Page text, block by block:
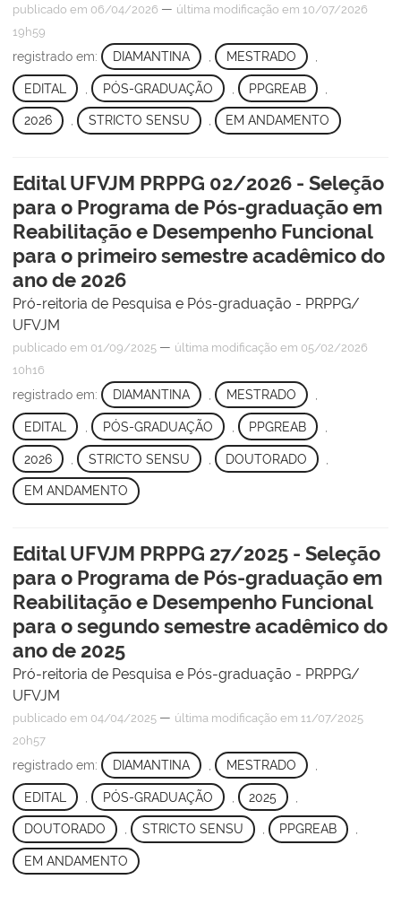
publicado em 06/04/2026 — última modificação em 10/07/2026
19h59
registrado em: DIAMANTINA MESTRADO
EDITAL PÓS-GRADUAÇÃO PPGREAB
2026 , STRICTO SENSU , EM ANDAMENTO
Edital UFVJM PRPPG 02/2026 - Seleção
para o Programa de Pós-graduação em
Reabilitação e Desempenho Funcional
para o primeiro semestre acadêmico do
ano de 2026
Pró-reitoria de Pesquisa e Pós-graduação - PRPPG/
UFVJM
publicado em 01/09/2025 — última modificação em 05/02/2026
10h16
registrado em: DIAMANTINA MESTRADO
EDITAL PÓS-GRADUAÇÃO PPGREAB
2026 STRICTO SENSU DOUTORADO
EM ANDAMENTO
Edital UFVJM PRPPG 27/2025 - Seleção
para o Programa de Pós-graduação em
Reabilitação e Desempenho Funcional
para o segundo semestre acadêmico do
ano de 2025
Pró-reitoria de Pesquisa e Pós-graduação - PRPPG/
UFVJM
publicado em 04/04/2025 — última modificação em 11/07/2025
20h57
registrado em: DIAMANTINA MESTRADO
EDITAL PÓS-GRADUAÇÃO 2025
DOUTORADO , STRICTO SENSU , PPGREAB ,
EM ANDAMENTO